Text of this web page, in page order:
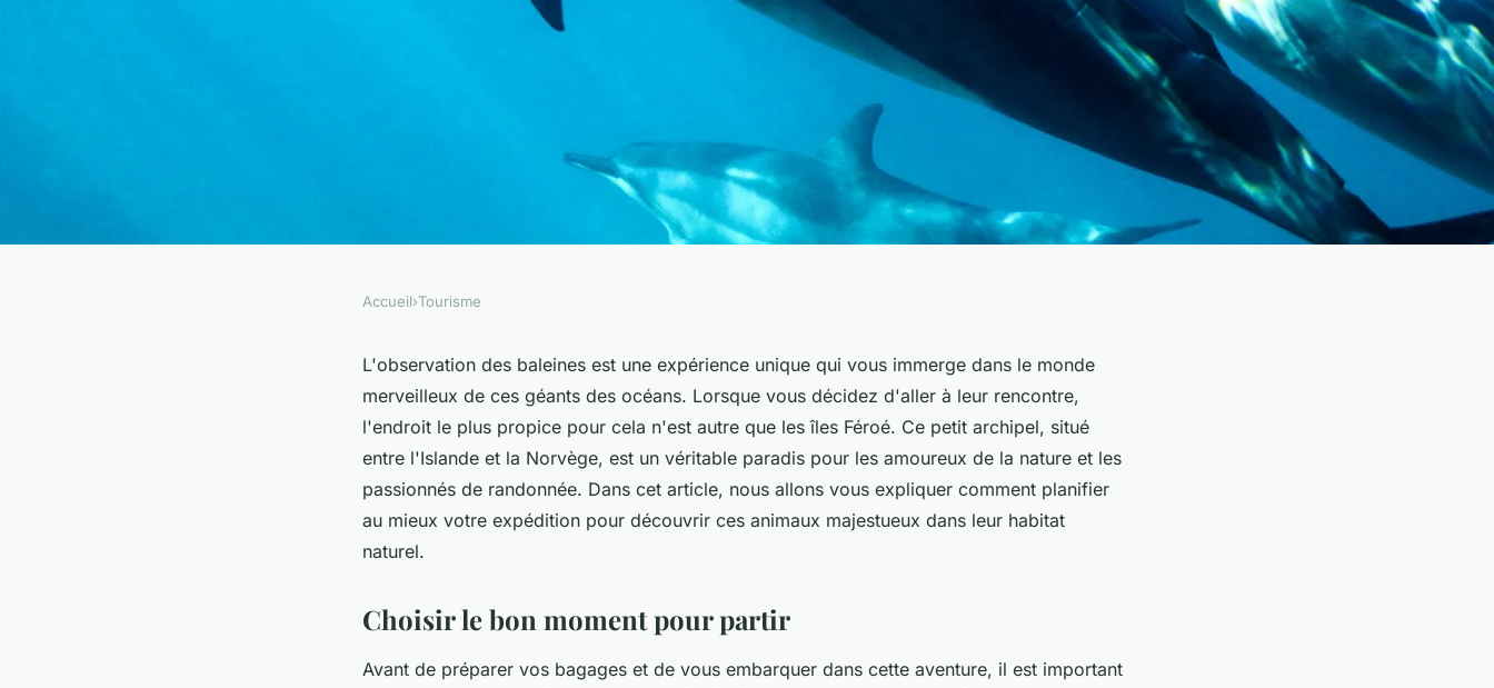
Comment planifier une expédition
pour observer les baleines dans les îles
Accueil›Tourisme
L'observation des baleines est une expérience unique qui vous immerge dans le monde
merveilleux de ces géants des océans. Lorsque vous décidez d'aller à leur rencontre,
l'endroit le plus propice pour cela n'est autre que les îles Féroé. Ce petit archipel, situé
entre l'Islande et la Norvège, est un véritable paradis pour les amoureux de la nature et les
passionnés de randonnée. Dans cet article, nous allons vous expliquer comment planifier
au mieux votre expédition pour découvrir ces animaux majestueux dans leur habitat
naturel.
Choisir le bon moment pour partir
Avant de préparer vos bagages et de vous embarquer dans cette aventure, il est important